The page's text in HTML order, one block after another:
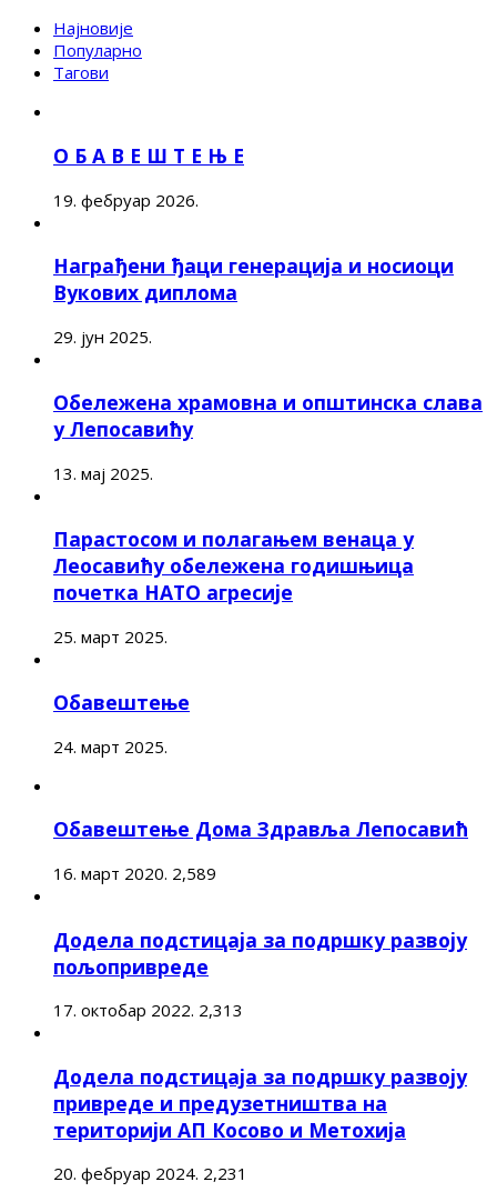
Најновије
Популарно
Тагови
О Б А В Е Ш Т Е Њ Е
19. фебруар 2026.
Награђени ђаци генерација и носиоци
Вукових диплома
29. јун 2025.
Обележена храмовна и општинска слава
у Лепосавићу
13. мај 2025.
Парастосом и полагањем венаца у
Леосавићу обележена годишњица
почетка НАТО агресије
25. март 2025.
Обавештење
24. март 2025.
Обавештење Дома Здравља Лепосавић
16. март 2020. 2,589
Додела подстицаја за подршку развоју
пољопривреде
17. октобар 2022. 2,313
Додела подстицаја за подршку развоју
привреде и предузетништва на
територији АП Косово и Метохија
20. фебруар 2024. 2,231